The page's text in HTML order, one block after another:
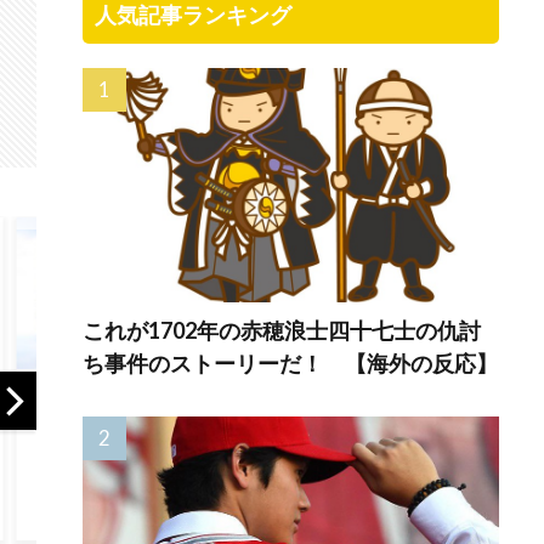
来は安泰だ」16歳
MF三井寺眞、衝撃
ゴール！久保建英
超え歴代2位の記
録！3得点に絡む活
が通りに現れたと
き、誰でも逃げ込
めるように」北緯
78度の町が家も車
も鍵をかけない理
MVP」
ブスの
ラ勝利
反応）
人気記事ランキング
これが1702年の赤穂浪士四十七士の仇討
ち事件のストーリーだ！ 【海外の反応】